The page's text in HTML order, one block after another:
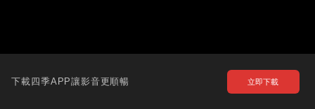
下載四季APP讓影音更順暢 立即下載